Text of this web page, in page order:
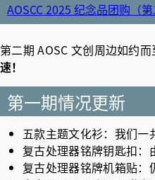
AOSCC 2025 纪念品团购（第
第二期 AOSC 文创周边如约
速！
第一期情况更新
五款主题文化衫：我们
复古处理器铭牌钥匙扣：
复古处理器铭牌机箱贴